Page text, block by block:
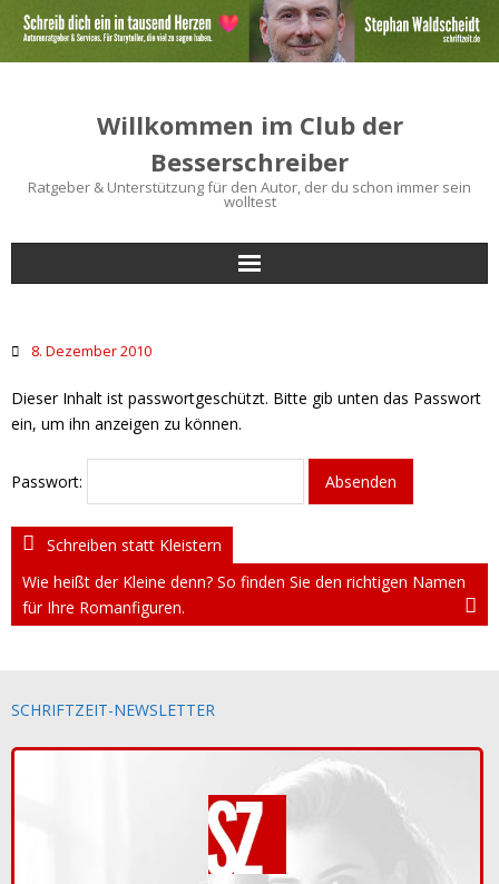
Willkommen im Club der
Besserschreiber
Ratgeber & Unterstützung für den Autor, der du schon immer sein
wolltest
Schreibtipps
Service
Blog
Waldscheidt
Newsletter
Shop
8. Dezember 2010
Dieser Inhalt ist passwortgeschützt. Bitte gib unten das Passwort
ein, um ihn anzeigen zu können.
Passwort:
Schreiben statt Kleistern
Wie heißt der Kleine denn? So finden Sie den richtigen Namen
für Ihre Romanfiguren.
SCHRIFTZEIT-NEWSLETTER